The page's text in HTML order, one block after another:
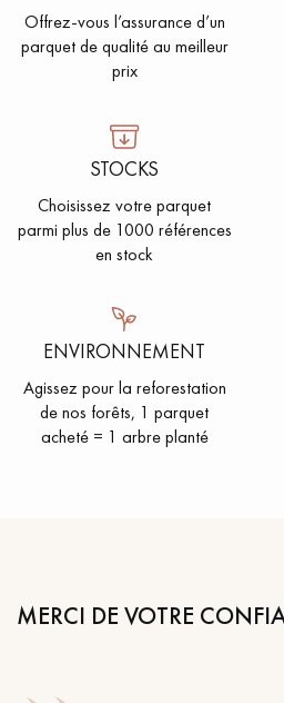
PARQUET EN BOIS EXOTIQUE
PARQUET HUILÉ
PARQUET VIEILLI
ACCESSOIRES PARQUET
D'INTÉRIEUR
Nos conseillers sont
0805 82 82
Nos experts sont à votre
pas dans le choix et la
Offrez-vous l’assurance d’un
parquet de qualité au meilleur
prix
STOCKS
Choisissez votre parquet
parmi plus de 1000 références
en stock
ENVIRONNEMENT
Agissez pour la reforestation
de nos forêts, 1 parquet
acheté = 1 arbre planté
MERCI DE VOTRE